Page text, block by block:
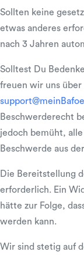
Sollten keine
etwas anderes
nach 3 Jahren
Solltest Du
freuen wir uns
Beschwerderecht
jedoch bemüht,
Beschwerde aus
Die Bereitstellung
erforderlich. Ein
hätte zur Folge,
werden kann.
Wir sind stetig auf